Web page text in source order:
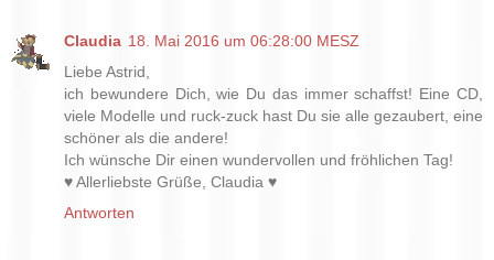
Claudia 18. Mai 2016 um 06:28:00 MESZ
Liebe Astrid,
ich bewundere Dich, wie Du das immer schaffst! Eine CD,
viele Modelle und ruck-zuck hast Du sie alle gezaubert, eine
schöner als die andere!
Ich wünsche Dir einen wundervollen und fröhlichen Tag!
♥ Allerliebste Grüße, Claudia ♥
Antworten